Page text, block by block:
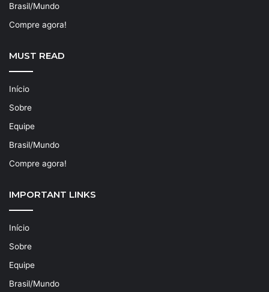
Brasil/Mundo
Compre agora!
MUST READ
Início
Sobre
Equipe
Brasil/Mundo
Compre agora!
IMPORTANT LINKS
Início
Sobre
Equipe
Brasil/Mundo